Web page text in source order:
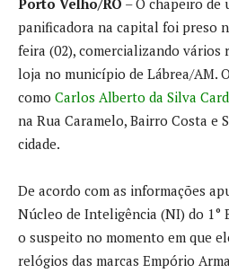
panificadora na capital foi preso
feira (02), comercializando vários
loja no município de Lábrea/AM.
como Carlos Alberto da Silva
na Rua Caramelo, Bairro Costa e
cidade.
De acordo com as informações
Núcleo de Inteligência (NI) do 1°
o suspeito no momento em que
relógios das marcas Empório